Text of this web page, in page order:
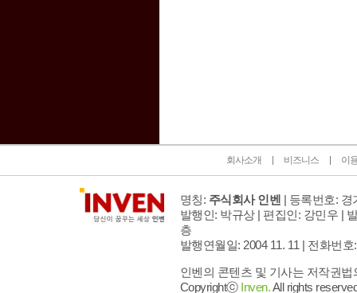
회사소개 비즈니스 이
명칭: 주식회사 인벤 | 등록번호: 경
발행인: 박규상 | 편집인: 강민우 |
층
발행연월일: 2004 11. 11 | 전화번호
인벤의 콘텐츠 및 기사는 저작권
Copyrightⓒ Inven.All rights